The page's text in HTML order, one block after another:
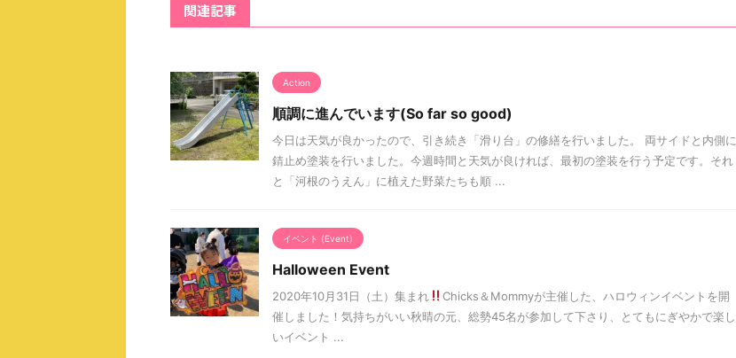
関連記事
Action
順調に進んでいます(So far so good)
今日は天気が良かったので、引き続き「滑り台」の修繕を行いました。 両サイドと内側に
錆止め塗装を行いました。今週時間と天気が良ければ、最初の塗装を行う予定です。それ
と「河根のうえん」に植えた野菜たちも順 ...
イベント (Event)
Halloween Event
2020年10月31日（土）集まれ
Chicks＆Mommyが主催した、ハロウィンイベントを開
催しました！気持ちがいい秋晴の元、総勢45名が参加して下さり、とてもにぎやかで楽し
いイベント ...